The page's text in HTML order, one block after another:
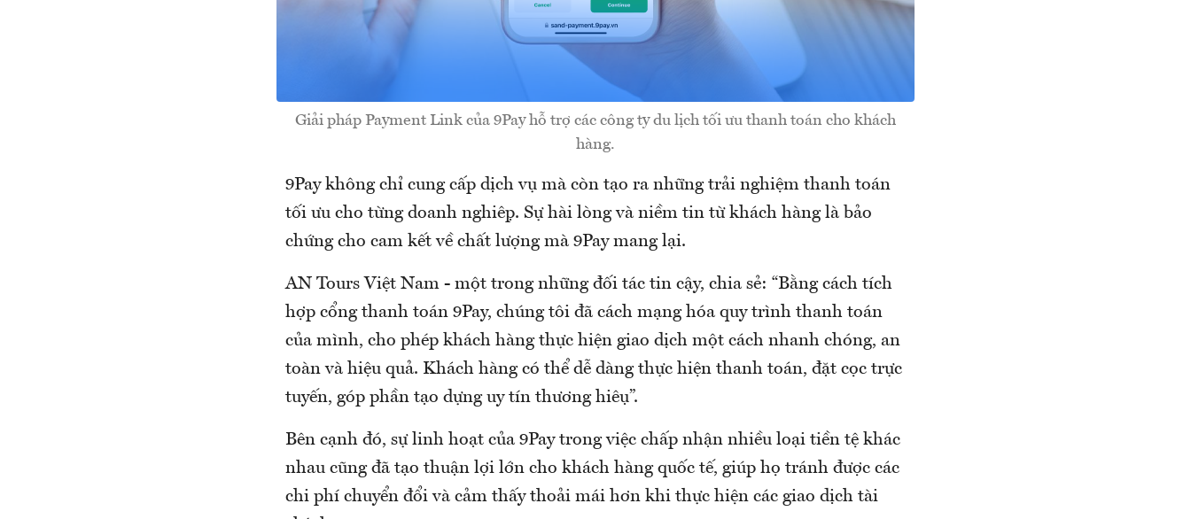
Giải pháp Payment Link của 9Pay hỗ trợ các công ty du lịch tối ưu thanh toán cho khách
hàng.
9Pay không chỉ cung cấp dịch vụ mà còn tạo ra những trải nghiệm thanh toán
tối ưu cho từng doanh nghiệp. Sự hài lòng và niềm tin từ khách hàng là bảo
chứng cho cam kết về chất lượng mà 9Pay mang lại.
AN Tours Việt Nam - một trong những đối tác tin cậy, chia sẻ: “Bằng cách tích
hợp cổng thanh toán 9Pay, chúng tôi đã cách mạng hóa quy trình thanh toán
của mình, cho phép khách hàng thực hiện giao dịch một cách nhanh chóng, an
toàn và hiệu quả. Khách hàng có thể dễ dàng thực hiện thanh toán, đặt cọc trực
tuyến, góp phần tạo dựng uy tín thương hiệu”.
Bên cạnh đó, sự linh hoạt của 9Pay trong việc chấp nhận nhiều loại tiền tệ khác
nhau cũng đã tạo thuận lợi lớn cho khách hàng quốc tế, giúp họ tránh được các
chi phí chuyển đổi và cảm thấy thoải mái hơn khi thực hiện các giao dịch tài